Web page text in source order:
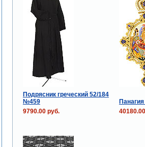
Подрясник греческий 52/184
№459
9790.00 руб.